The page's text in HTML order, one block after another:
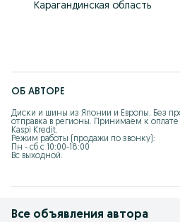
Карагандинская область
ОБ АВТОРЕ
Диски и шины из Японии и Европы. Без
отправка в регионы. Принимаем к оплате
Kaspi Kredit.
Режим работы (продажи по звонку):
Пн - сб с 10:00-18:00
Вс выходной.
Все объявления автора